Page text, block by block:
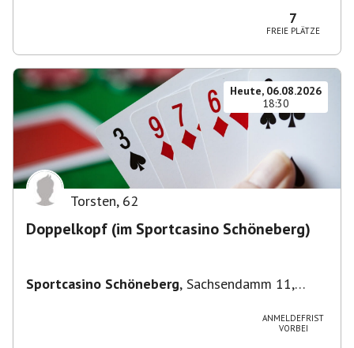
7
FREIE PLÄTZE
Heute, 06.08.2026
18:30
Torsten, 62
Doppelkopf (im Sportcasino Schöneberg)
Sportcasino Schöneberg, Sachsendamm 11,
ANMELDEFRIST
VORBEI